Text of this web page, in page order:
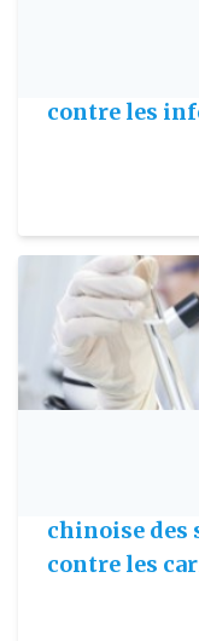
contre les
chinoise des
contre les